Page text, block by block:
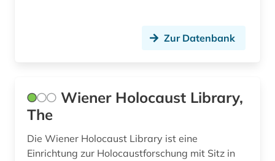
Zur Datenbank
Wiener Holocaust Library,
The
Die Wiener Holocaust Library ist eine
Einrichtung zur Holocaustforschung mit Sitz in